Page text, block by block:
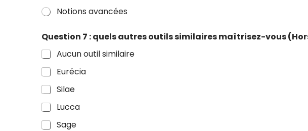
Notions avancées
Question 7 : quels autres outils similaires maîtrisez-vous
Aucun outil similaire
Eurécia
Silae
Lucca
Sage